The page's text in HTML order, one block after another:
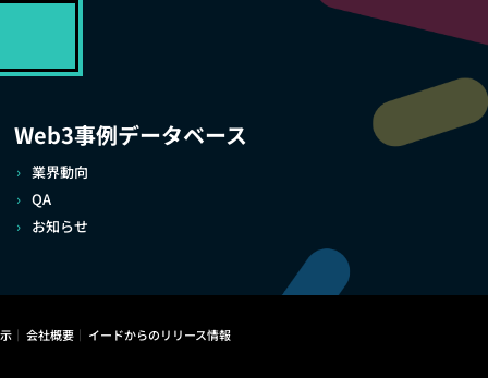
Web3事例データベース
業界動向
QA
お知らせ
会社概要 イードからのリリース情報